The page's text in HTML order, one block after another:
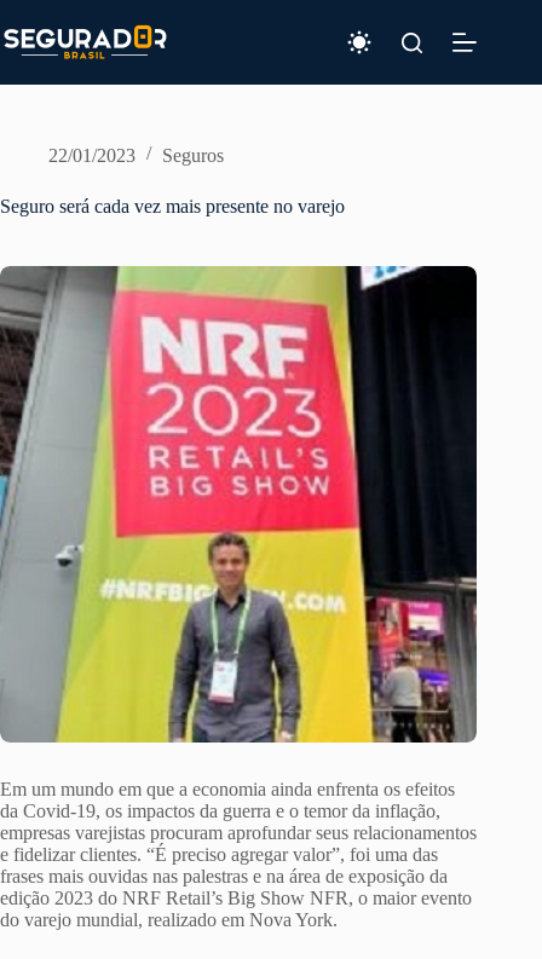
para
o
22/01/2023 Seguros
Seguro será cada vez mais presente no varejo
Em um mundo em que a economia ainda enfrenta os efeitos
da Covid-19, os impactos da guerra e o temor da inflação,
empresas varejistas procuram aprofundar seus relacionamentos
e fidelizar clientes. “É preciso agregar valor”, foi uma das
frases mais ouvidas nas palestras e na área de exposição da
edição 2023 do NRF Retail’s Big Show NFR, o maior evento
do varejo mundial, realizado em Nova York.